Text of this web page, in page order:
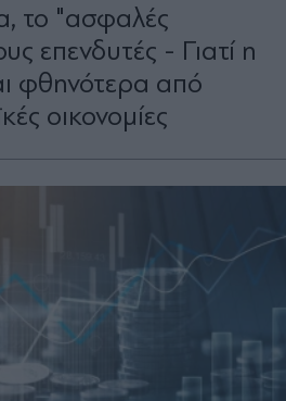
το "ασφαλές
επενδυτές - Γιατί η
φθηνότερα από
οικονομίες